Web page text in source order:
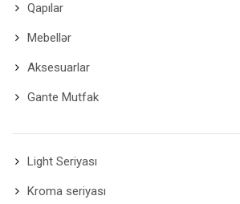
Qapılar
Mebellər
Aksesuarlar
Gante Mutfak
Light Seriyası
Kroma seriyası